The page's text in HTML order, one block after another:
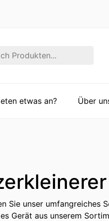
etwas an? Über
Sie unser umfangreiches
Gerät aus unserem